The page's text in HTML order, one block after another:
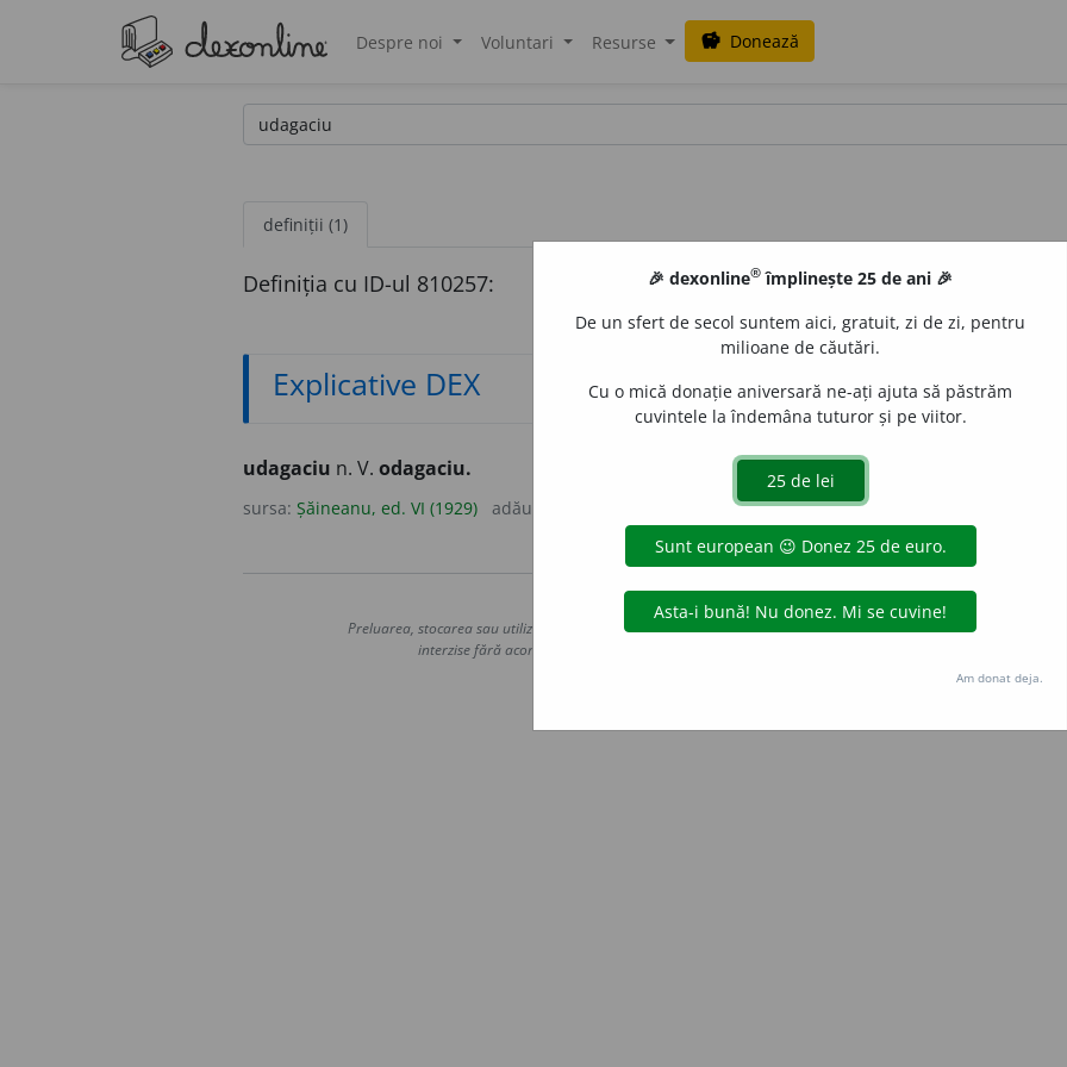
Despre noi Voluntari Resurse savings Donează
definiții (1)
Definiția cu ID-ul 810257:
Explicative DEX
udagaciu n. V. odagaciu.
sursa: Șăineanu, ed. VI (1929) adăugată de
Copyright © 2004-2026 dexonline (https://dexonline.ro)
Preluarea, stocarea sau utilizarea datelor de pe acest site, inclusiv prin orice metode de extragere automată
interzise fără acordul nostru prealabil scris, cu excepția seturilor de date oferite oficial spre utilizare
Hosterion
🎉 dexonline® împlinește 25 de ani 🎉
De un sfert de secol suntem aici, gratuit, zi de zi, pentru
milioane de căutări.
Cu o mică donație aniversară ne-ați ajuta să păstrăm
cuvintele la îndemâna tuturor și pe viitor.
Am donat deja.